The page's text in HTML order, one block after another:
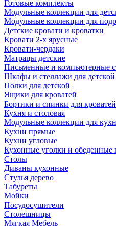
Готовые комплекты
Модульные коллекции для
Модульные коллекции для
Детские кровати и кроватки
Кровати 2-х ярусные
Кровати-чердаки
Матрацы детские
Письменные и компьютерные
Шкафы и стеллажи для детской
Полки для детской
Ящики для кроватей
Бортики и спинки для кроватей
Кухня и столовая
Модульные коллекции для
Кухни прямые
Кухни угловые
Кухонные уголки и обеденные
Столы
Диваны кухонные
Стулья дерево
Табуреты
Мойки
Посудосушители
Столешницы
Мягкая Мебель